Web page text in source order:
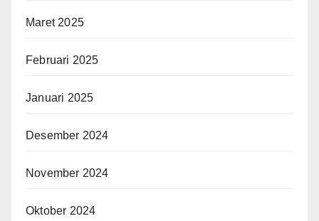
Maret 2025
Februari 2025
Januari 2025
Desember 2024
November 2024
Oktober 2024